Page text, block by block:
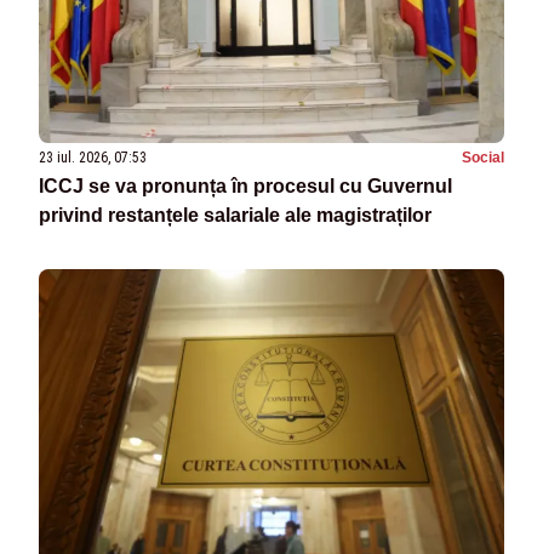
23 iul. 2026, 07:53 Social
ICCJ se va pronunța în procesul cu Guvernul
privind restanțele salariale ale magistraților